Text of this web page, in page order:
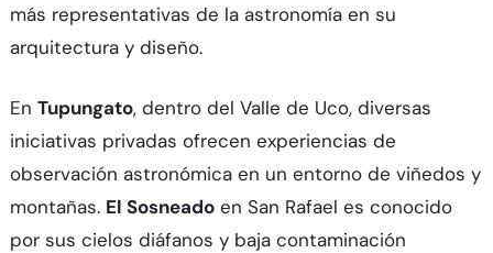
más representativas de la astronomía en su
arquitectura y diseño.​
En Tupungato, dentro del Valle de Uco, diversas
iniciativas privadas ofrecen experiencias de
observación astronómica en un entorno de viñedos y
montañas. El Sosneadoen San Rafael es conocido
por sus cielos diáfanos y baja contaminación